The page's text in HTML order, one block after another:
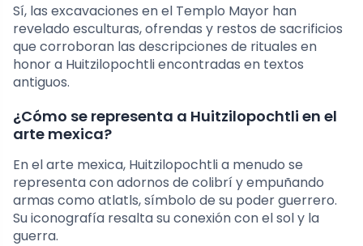
Sí, las excavaciones en el Templo Mayor han
revelado esculturas, ofrendas y restos de sacrificios
que corroboran las descripciones de rituales en
honor a Huitzilopochtli encontradas en textos
antiguos.
¿Cómo se representa a Huitzilopochtli en el
arte mexica?
En el arte mexica, Huitzilopochtli a menudo se
representa con adornos de colibrí y empuñando
armas como atlatls, símbolo de su poder guerrero.
Su iconografía resalta su conexión con el sol y la
guerra.